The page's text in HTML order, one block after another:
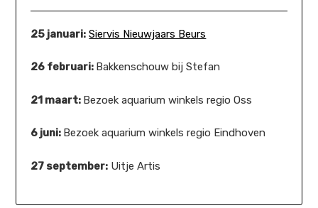
25 januari: Siervis Nieuwjaars Beurs
26 februari: Bakkenschouw bij Stefan
21 maart: Bezoek aquarium winkels regio Oss
6 juni: Bezoek aquarium winkels regio Eindhoven
27 september: Uitje Artis